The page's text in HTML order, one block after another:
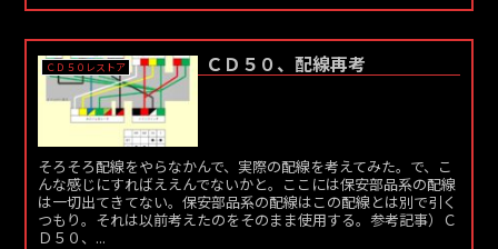
ＣＤ５０レストア ＣＤ５０、配線再考
そろそろ配線をやらなかんで、実際の配線を考えてみた。で、こ
んな感じにすればええんでないかと。ここには保安部品系の配線
は一切出てきてない。保安部品系の配線はこの配線とは別で引く
つもり。それは以前考えたのをそのまま使用する。参考記事）Ｃ
Ｄ５０、...